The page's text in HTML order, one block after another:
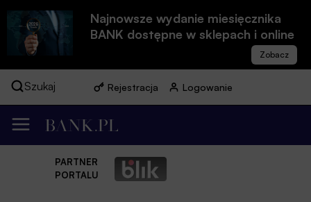
Najnowsze wydanie miesięcznika
BANK dostępne w sklepach i online
Szukaj Rejestracja Logowanie
PARTNER
PORTALU